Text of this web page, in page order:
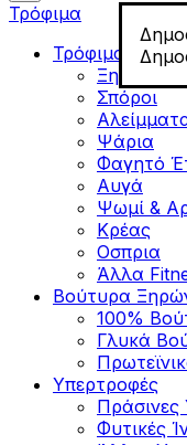
Τρόφιμα
Τρόφιμα για
Ξηροί
Σπόροι
Ψάρια
Φαγητό
Αυγά
Ψωμί &
Κρέας
Οσπρια
Άλλα
Βούτυρα
100%
Γλυκά
Υπερτροφές
Πράσινες
Φυτικές